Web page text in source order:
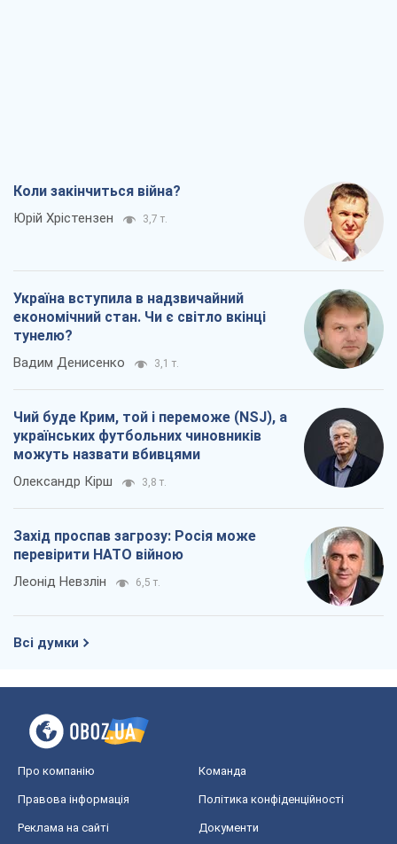
Коли закінчиться війна?
Юрій Хрістензен 3,7 т.
Україна вступила в надзвичайний
економічний стан. Чи є світло вкінці
тунелю?
Вадим Денисенко 3,1 т.
Чий буде Крим, той і переможе (NSJ), а
українських футбольних чиновників
можуть назвати вбивцями
Олександр Кірш 3,8 т.
Захід проспав загрозу: Росія може
перевірити НАТО війною
Леонід Невзлін 6,5 т.
Всі думки
Про компанію Команда
Правова інформація Політика конфіденційності
Реклама на сайті Документи